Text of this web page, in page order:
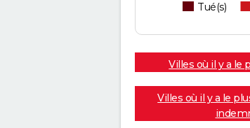
Tué(s)
Villes où il y a le
Villes où il y a le